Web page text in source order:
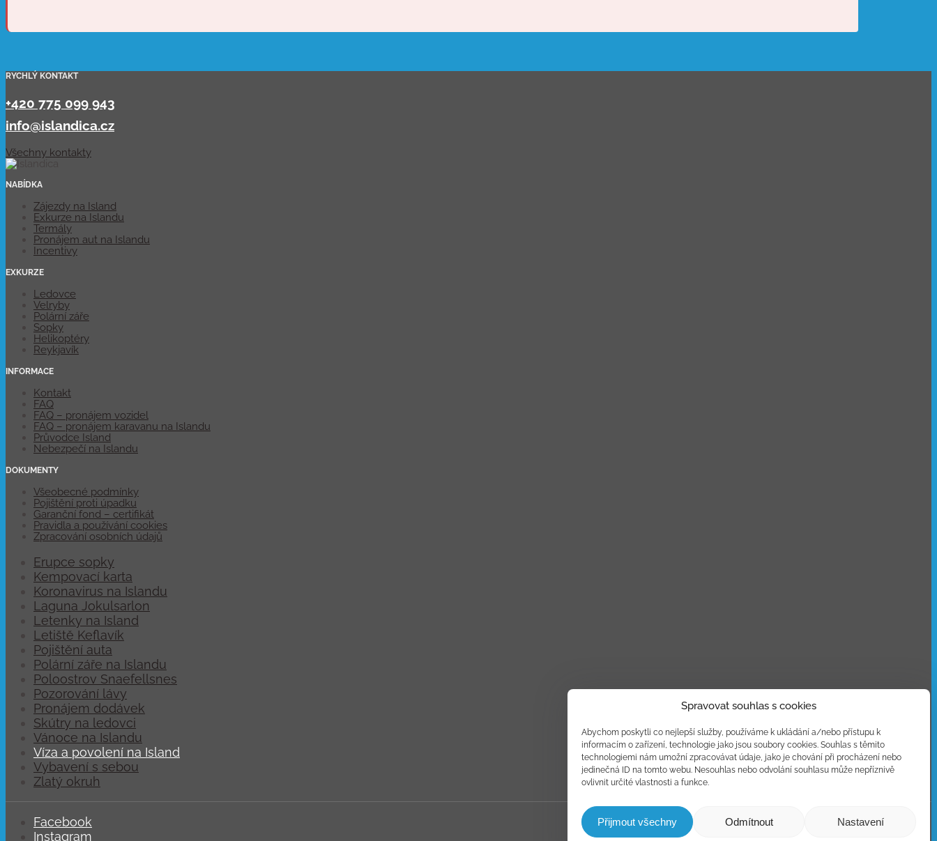
Spravovat souhlas s cookies
Abychom poskytli co nejlepší služby, používáme k ukládání a/nebo přístupu k
informacím o zařízení, technologie jako jsou soubory cookies. Souhlas s těmito
technologiemi nám umožní zpracovávat údaje, jako je chování při procházení nebo
jedinečná ID na tomto webu. Nesouhlas nebo odvolání souhlasu může nepříznivě
ovlivnit určité vlastnosti a funkce.
Přijmout všechny Odmítnout Nastavení
RYCHLÝ KONTAKT
+420 775 099 943
info@islandica.cz
Všechny kontakty
NABÍDKA
Zájezdy na Island
Exkurze na Islandu
Termály
Pronájem aut na Islandu
Incentivy
EXKURZE
Ledovce
Velryby
Polární záře
Sopky
Helikoptéry
Reykjavík
INFORMACE
Kontakt
FAQ
FAQ – pronájem vozidel
FAQ – pronájem karavanu na Islandu
Průvodce Island
Nebezpečí na Islandu
DOKUMENTY
Všeobecné podmínky
Pojištění proti úpadku
Garanční fond – certifikát
Pravidla a používání cookies
Zpracování osobních údajů
Erupce sopky
Kempovací karta
Koronavirus na Islandu
Laguna Jokulsarlon
Letenky na Island
Letiště Keflavík
Pojištění auta
Polární záře na Islandu
Poloostrov Snaefellsnes
Pozorování lávy
Pronájem dodávek
Skútry na ledovci
Vánoce na Islandu
Víza a povolení na Island
Vybavení s sebou
Zlatý okruh
Facebook
Instagram